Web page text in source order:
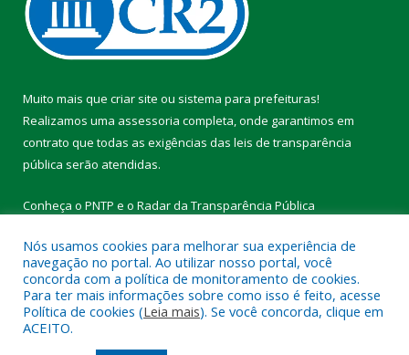
Muito mais que criar site ou sistema para prefeituras!
Realizamos uma assessoria completa, onde garantimos em
contrato que todas as exigências das leis de transparência
pública serão atendidas.
Conheça o PNTP e o Radar da Transparência Pública
Todos os direitos reservados a Prefeitura Municipal de Vitória do
Xingu.
Nós usamos cookies para melhorar sua experiência de
navegação no portal. Ao utilizar nosso portal, você
concorda com a política de monitoramento de cookies.
Para ter mais informações sobre como isso é feito, acesse
Política de cookies (Leia mais). Se você concorda, clique em
ACEITO.